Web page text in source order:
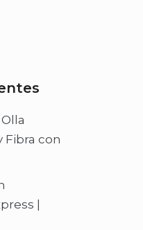
Fibra con
|